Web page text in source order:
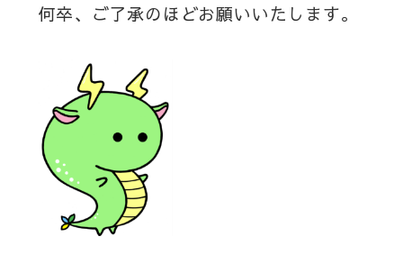
何卒、ご了承のほどお願いいたします。